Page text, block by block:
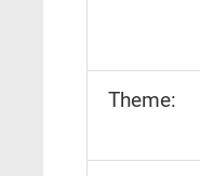
Theme: